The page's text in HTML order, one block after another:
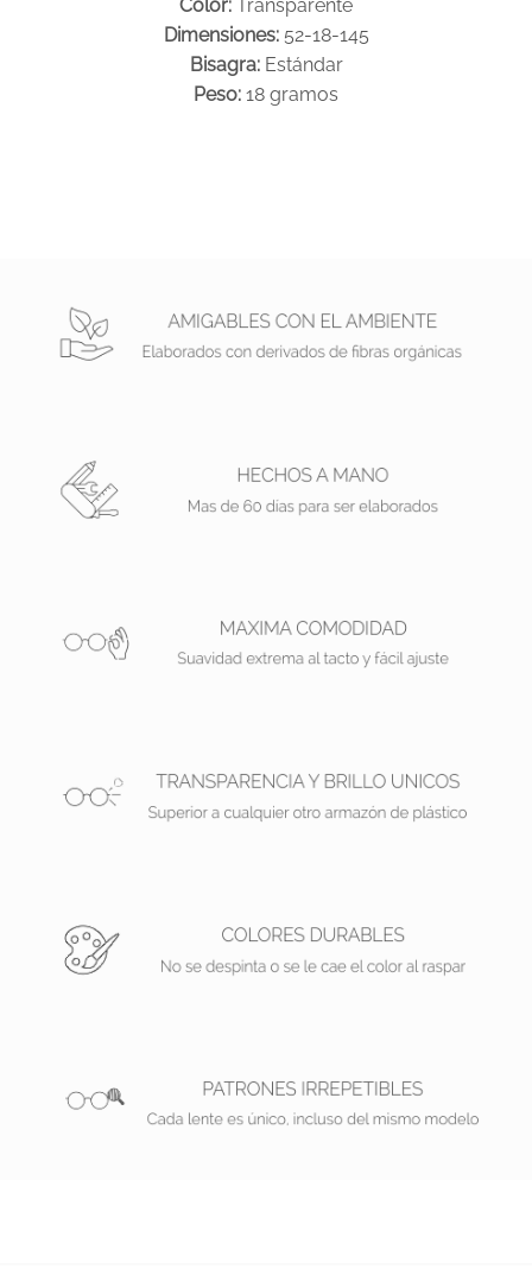
Color: Transparente
Dimensiones: 52-18-145
Bisagra: Estándar
Peso: 18 gramos